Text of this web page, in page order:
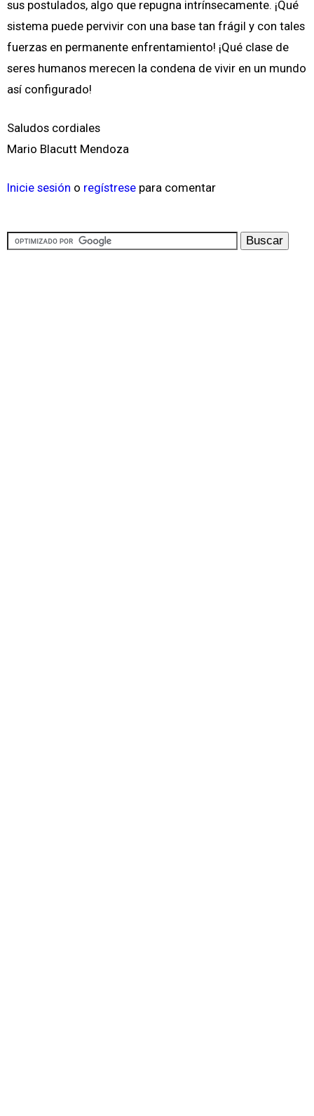
sus postulados, algo que repugna intrínsecamente. ¡Qué
sistema puede pervivir con una base tan frágil y con tales
fuerzas en permanente enfrentamiento! ¡Qué clase de
seres humanos merecen la condena de vivir en un mundo
así configurado!
Saludos cordiales
Mario Blacutt Mendoza
Inicie sesión o regístrese para comentar